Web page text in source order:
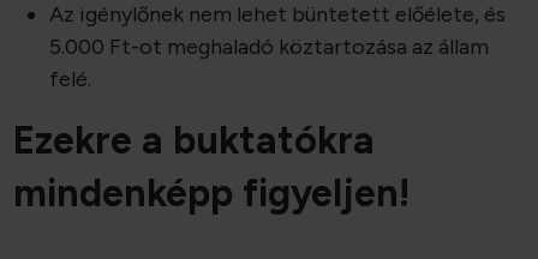
Az igénylőnek nem lehet büntetett előélete, és
5.000 Ft-ot meghaladó köztartozása az állam
felé.
Ezekre a buktatókra
mindenképp figyeljen!